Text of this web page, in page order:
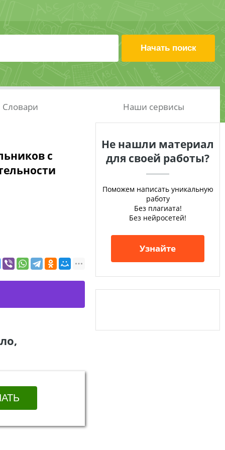
Словари Наши сервисы
с
Не нашли материал
для своей работы?
Поможем написать уникальную
работу
Без плагиата!
Без нейросетей!
Узнайте